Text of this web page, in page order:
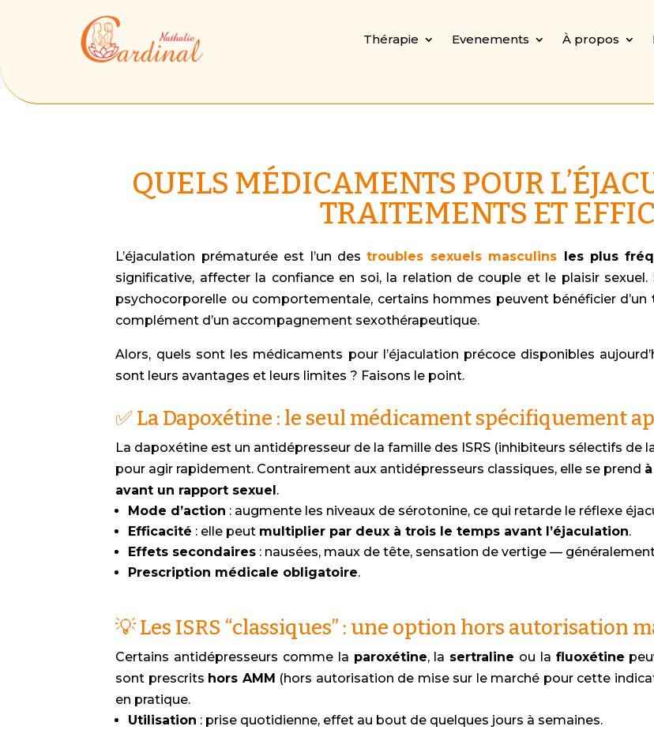
Thérapie Evenements À propos
QUELS MÉDICAMENTS POUR
TRAITEMENTS ET
L’éjaculation prématurée est l’un destroubles sexuels masculins les plus
significative, affecter la confiance en soi, la relation de couple et le plaisir sexuel.
psychocorporelle ou comportementale, certains hommes peuvent bénéficier d’un
complément d’un accompagnement sexothérapeutique.
Alors, quels sont les médicaments pour l’éjaculation précoce disponibles
sont leurs avantages et leurs limites ? Faisons le point.
✅ La Dapoxétine : le seul médicament spécifiquement
La dapoxétine est un antidépresseur de la famille des ISRS (inhibiteurs sélectifs de
pour agir rapidement. Contrairement aux antidépresseurs classiques, elle se prend
avant un rapport sexuel.
Mode d’action : augmente les niveaux de sérotonine, ce qui retarde le réflexe
Efficacité : elle peut multiplier par deux à trois le temps avant l’éjaculation.
Effets secondaires : nausées, maux de tête, sensation de vertige —
Prescription médicale obligatoire.
💡 Les ISRS “classiques” : une option hors autorisation
Certains antidépresseurs comme la paroxétine, la sertraline ou la fluoxétine
sont prescrits hors AMM (hors autorisation de mise sur le marché pour cette
en pratique.
Utilisation : prise quotidienne, effet au bout de quelques jours à semaines.